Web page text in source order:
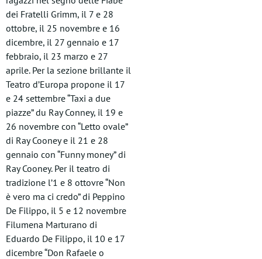
dei Fratelli Grimm, il 7 e 28
ottobre, il 25 novembre e 16
dicembre, il 27 gennaio e 17
febbraio, il 23 marzo e 27
aprile. Per la sezione brillante il
Teatro d’Europa propone il 17
e 24 settembre “Taxi a due
piazze” du Ray Conney, il 19 e
26 novembre con “Letto ovale”
di Ray Cooney e il 21 e 28
gennaio con “Funny money” di
Ray Cooney. Per il teatro di
tradizione l’1 e 8 ottovre “Non
è vero ma ci credo” di Peppino
De Filippo, il 5 e 12 novembre
Filumena Marturano di
Eduardo De Filippo, il 10 e 17
dicembre “Don Rafaele o